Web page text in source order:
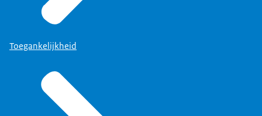
Toegankelijkheid